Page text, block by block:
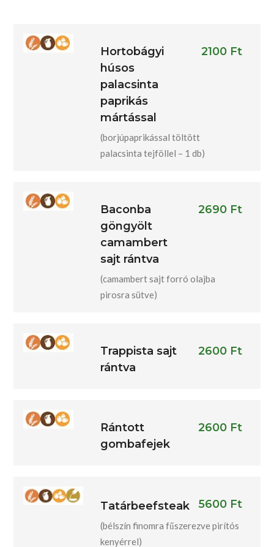
Hortobágyi
húsos
palacsinta
paprikás
mártással
2100 Ft
(borjúpaprikással töltött
palacsinta tejföllel – 1 db)
Baconba
göngyölt
camambert
sajt rántva
2690 Ft
(camambert sajt forró olajba
pirosra sütve)
Trappista sajt
rántva
2600 Ft
Rántott
gombafejek
2600 Ft
Tatárbeefsteak 5600 Ft
(bélszín finomra fűszerezve pirítós
kenyérrel)